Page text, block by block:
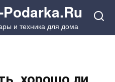
Podarka.Ru
и техника для дома